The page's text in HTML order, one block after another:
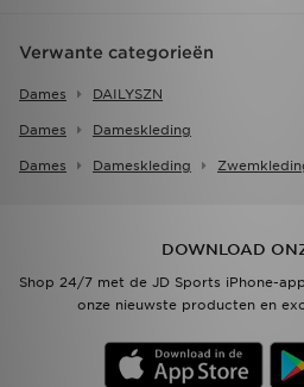
Verwante categorieën
Dames DAILYSZN
Dames Dameskleding
Dames Dameskleding
DOWNLOAD
Shop 24/7 met de JD Sports iPhone-
onze nieuwste producten en